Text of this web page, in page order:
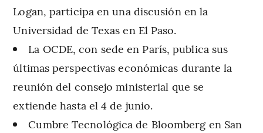
Logan, participa en una discusión en la
Universidad de Texas en El Paso.
La OCDE, con sede en París, publica sus
últimas perspectivas económicas durante la
reunión del consejo ministerial que se
extiende hasta el 4 de junio.
Cumbre Tecnológica de Bloomberg en San